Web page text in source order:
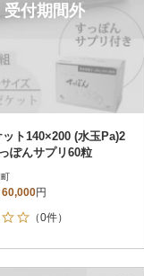
受付期間外
ット140×200 (水玉Pa)2
ぽんサプリ60粒
60,000円
（0件）